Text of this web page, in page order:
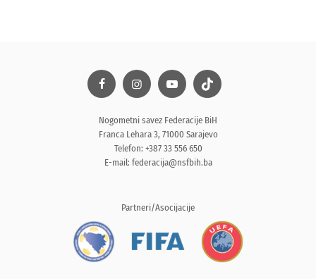
Nogometni savez Federacije BiH
Franca Lehara 3, 71000 Sarajevo
Telefon: +387 33 556 650
E-mail: federacija@nsfbih.ba
Partneri/Asocijacije